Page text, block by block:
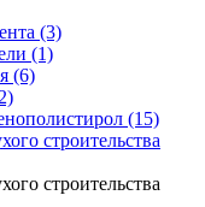
(3)
(1)
(6)
(15)
строительства
строительства